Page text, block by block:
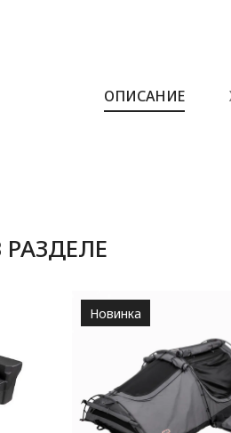
ОПИСАНИЕ
Новинка